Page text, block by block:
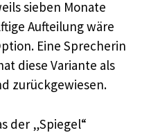
sieben Monate
Aufteilung wäre
Eine Sprecherin
diese Variante als
zurückgewiesen.
der „Spiegel“